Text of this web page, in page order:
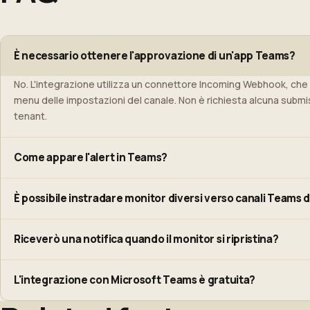
È necessario ottenere l'approvazione di un'app Teams?
No. L'integrazione utilizza un connettore Incoming Webhook,
menu delle impostazioni del canale. Non è richiesta alcuna
tenant.
Come appare l'alert in Teams?
il nome del monitor, le regioni in errore, il codice di stato HTTP o
È possibile instradare monitor diversi verso canali Teams
monitor di staging a un canale developer in modo indipendente.
Riceverò una notifica quando il monitor si ripristina?
automaticamente il thread dell'incidente.
L'integrazione con Microsoft Teams è gratuita?